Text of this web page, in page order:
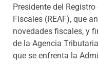
Presidente del
Fiscales (REAF), que
novedades fiscales, y
de la Agencia
que se enfrenta la